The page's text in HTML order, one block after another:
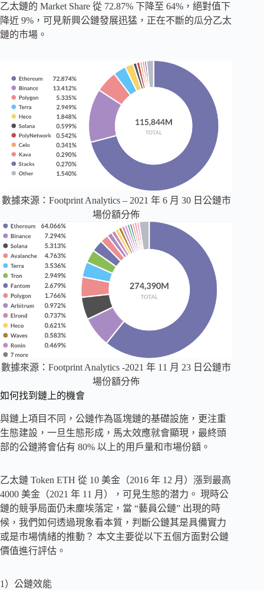
乙太鏈的 Market Share 從 72.87% 下降至 64%，絕對值下
降近 9%，可見新興公鏈發展迅猛，正在不斷的瓜分乙太
鏈的市場。
數據來源：Footprint Analytics – 2021 年 6 月 30 日公鏈市
場份額分佈
數據來源：Footprint Analytics -2021 年 11 月 23 日公鏈市
場份額分佈
如何找到鏈上的機會
與鏈上項目不同，公鏈作為區塊鏈的基礎設施，更注重
生態建設，一旦生態形成，馬太效應就會顯現，最終頭
部的公鏈將會佔有 80% 以上的用戶量和市場份額。
乙太鏈 Token ETH 從 10 美金（2016 年 12 月）漲到最高
4000 美金（2021 年 11 月），可見生態的潜力。 現時公
鏈的競爭局面仍未塵埃落定，當 “藝員公鏈” 出現的時
候，我們如何透過現象看本質，判斷公鏈其是具備實力
或是市場情緒的推動？ 本文主要從以下五個方面對公鏈
價值進行評估。
1）公鏈效能